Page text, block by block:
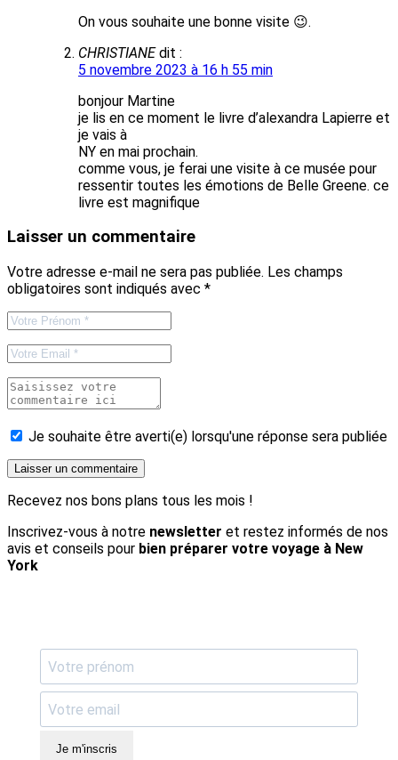
On vous souhaite une bonne visite 😉.
CHRISTIANE dit :
5 novembre 2023 à 16 h 55 min
bonjour Martine
je lis en ce moment le livre d’alexandra Lapierre et
je vais à
NY en mai prochain.
comme vous, je ferai une visite à ce musée pour
ressentir toutes les émotions de Belle Greene. ce
livre est magnifique
Laisser un commentaire
Votre adresse e-mail ne sera pas publiée. Les champs
obligatoires sont indiqués avec *
Je souhaite être averti(e) lorsqu'une réponse sera publiée
Recevez nos bons plans tous les mois !
Inscrivez-vous à notre newsletter et restez informés de nos
avis et conseils pour bien préparer votre voyage à New
York
Je m'inscris